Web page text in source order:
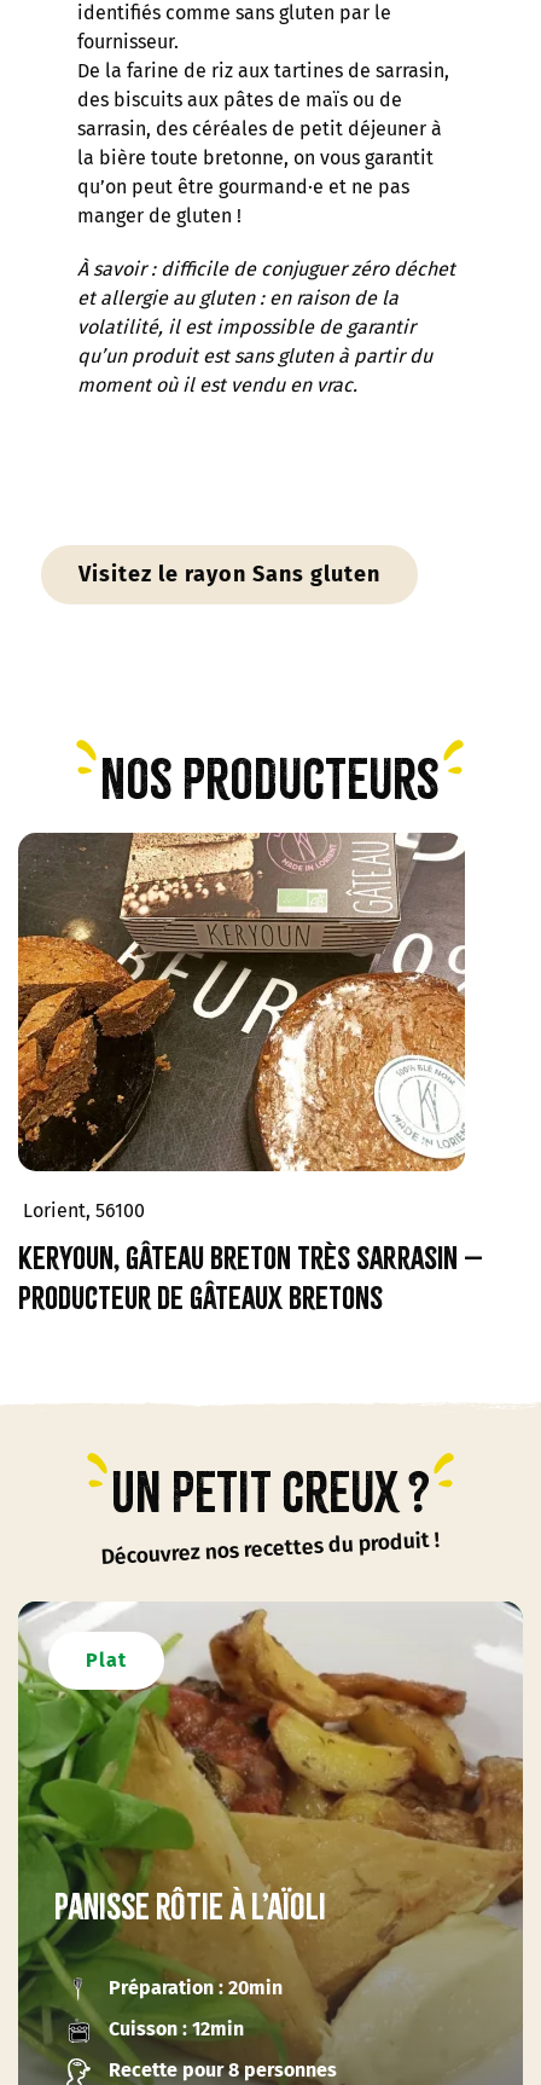
identifiés comme sans gluten par le
fournisseur.
De la farine de riz aux tartines de sarrasin,
des biscuits aux pâtes de maïs ou de
sarrasin, des céréales de petit déjeuner à
la bière toute bretonne, on vous garantit
qu’on peut être gourmand·e et ne pas
manger de gluten !
À savoir : difficile de conjuguer zéro déchet
et allergie au gluten : en raison de la
volatilité, il est impossible de garantir
qu’un produit est sans gluten à partir du
moment où il est vendu en vrac.
Visitez le rayon Sans gluten
Nos producteurs
Lorient, 56100
Keryoun, gâteau breton très sarrasin –
Producteur de gâteaux bretons
Un petit creux ?
Découvrez nos recettes du produit !
Panisse rôtie à l’aïoli
Plat
Préparation : 20min
Cuisson : 12min
Recette pour 8 personnes